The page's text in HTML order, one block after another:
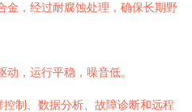
金，经过耐腐蚀处理，确保长期野
动，运行平稳，噪音低。
控制、数据分析、故障诊断和远程